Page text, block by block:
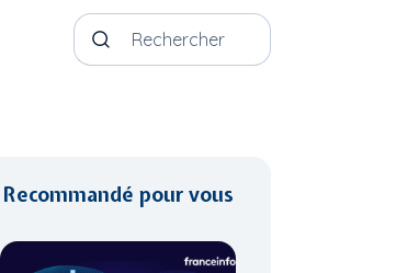
Recommandé pour vous